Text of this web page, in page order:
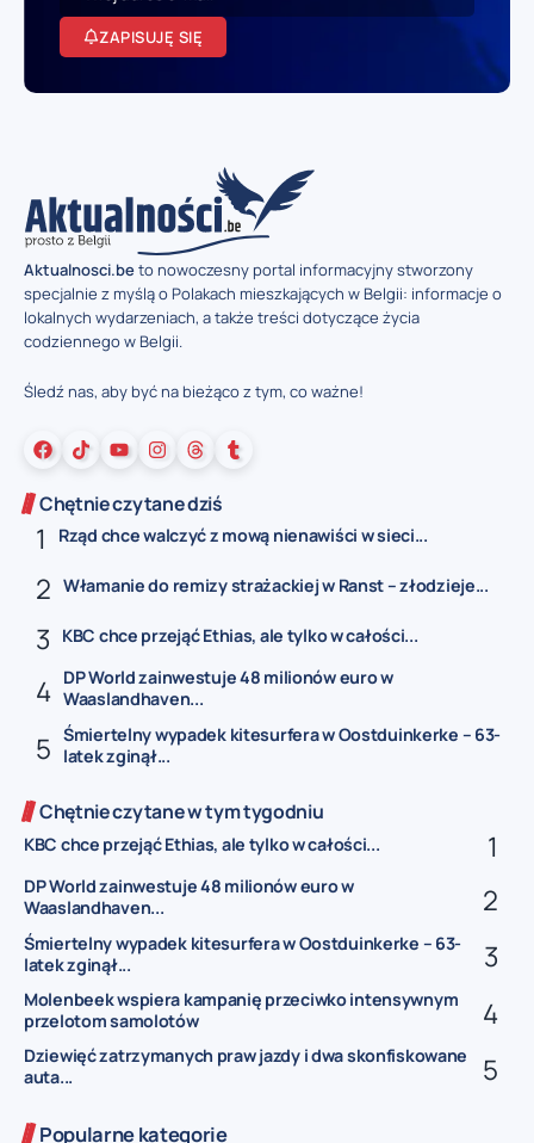
ZAPISUJĘ SIĘ
Aktualnosci.beto nowoczesny portal informacyjny stworzony
specjalnie z myślą o Polakach mieszkających w Belgii: informacje o
lokalnych wydarzeniach, a także treści dotyczące życia
codziennego w Belgii.
Śledź nas, aby być na bieżąco z tym, co ważne!
Chętnie czytane dziś
Rząd chce walczyć z mową nienawiści w sieci...
Włamanie do remizy strażackiej w Ranst – złodzieje...
KBC chce przejąć Ethias, ale tylko w całości...
DP World zainwestuje 48 milionów euro w
Waaslandhaven...
Śmiertelny wypadek kitesurfera w Oostduinkerke – 63-
latek zginął...
Chętnie czytane w tym tygodniu
KBC chce przejąć Ethias, ale tylko w całości...
DP World zainwestuje 48 milionów euro w
Waaslandhaven...
Śmiertelny wypadek kitesurfera w Oostduinkerke – 63-
latek zginął...
Molenbeek wspiera kampanię przeciwko intensywnym
przelotom samolotów
Dziewięć zatrzymanych praw jazdy i dwa skonfiskowane
auta...
Popularne kategorie